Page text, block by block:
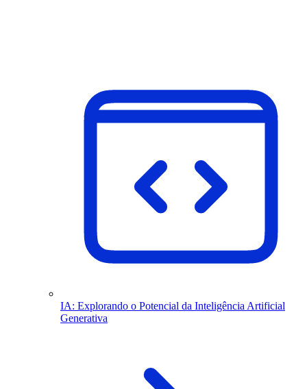
IA: Explorando o Potencial da Inteligência Artificial
Generativa